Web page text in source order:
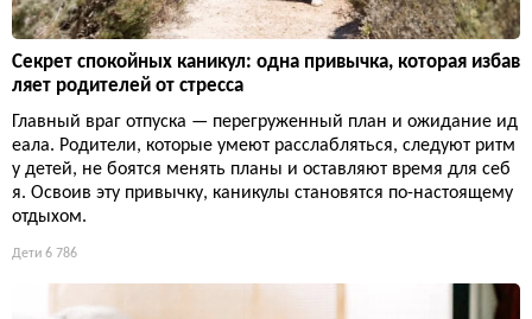
Секрет спокойных каникул: одна привычка, которая избав
ляет родителей от стресса
Главный враг отпуска — перегруженный план и ожидание ид
еала. Родители, которые умеют расслабляться, следуют ритм
у детей, не боятся менять планы и оставляют время для себ
я. Освоив эту привычку, каникулы становятся по-настоящему
отдыхом.
Дети 6 786